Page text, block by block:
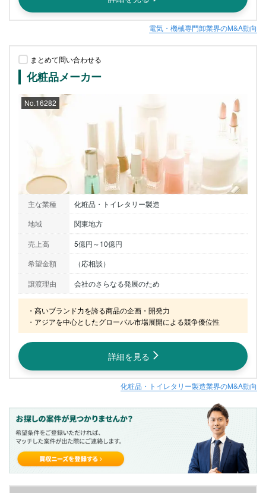
電気・機械専門卸業界のM&A動向
まとめて問い合わせる
化粧品メーカー
No.16282
主な業種
化粧品・トイレタリー製造
地域
関東地方
売上高
5億円～10億円
希望金額
（応相談）
譲渡理由
会社のさらなる発展のため
・高いブランド力を誇る商品の企画・開発力
・アジアを中心としたグローバル市場展開による競争優位性
詳細を見る
化粧品・トイレタリー製造業界のM&A動向